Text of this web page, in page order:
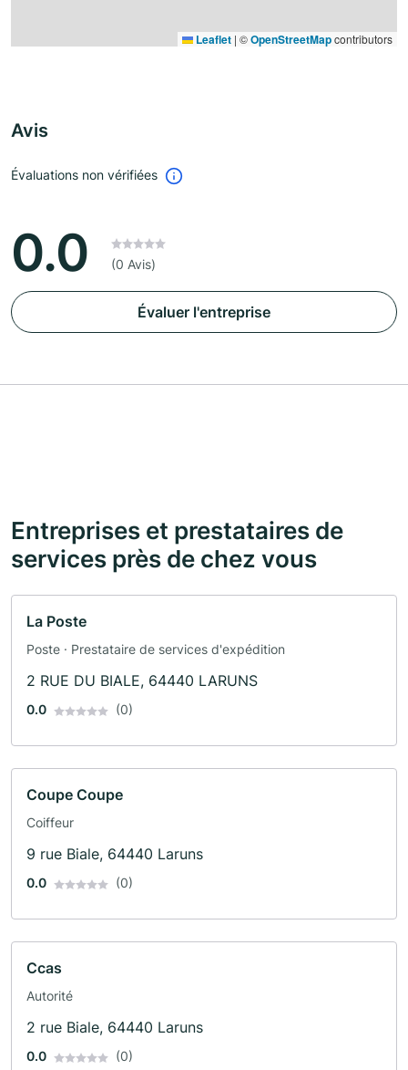
Leaflet | ©OpenStreetMapcontributors
Avis
Évaluations non vérifiées
0.0 (0 Avis)
Évaluer l'entreprise
Entreprises et prestataires de
services près de chez vous
La Poste
Poste · Prestataire de services d'expédition
2 RUE DU BIALE, 64440 LARUNS
0.0 (0)
Coupe Coupe
Coiffeur
9 rue Biale, 64440 Laruns
0.0 (0)
Ccas
Autorité
2 rue Biale, 64440 Laruns
0.0 (0)